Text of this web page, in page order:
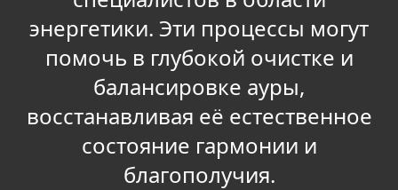
энергетики. Эти процессы могут
помочь в глубокой очистке и
балансировке ауры,
восстанавливая её естественное
состояние гармонии и
благополучия.